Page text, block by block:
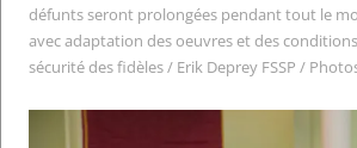
défunts seront prolongées pendant tout le
avec adaptation des oeuvres et des
sécurité des fidèles/ Erik Deprey FSSP /